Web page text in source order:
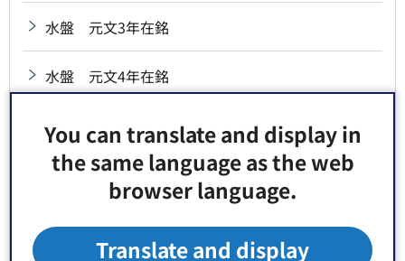
You can translate and display in
the same language as the web
browser language.
Translate and display
水盤 元文3年在銘
水盤 元文4年在銘
水盤 弘化2年在銘
水盤 砂村高砂講奉納
水盤 治兵衛新田氏子中奉納